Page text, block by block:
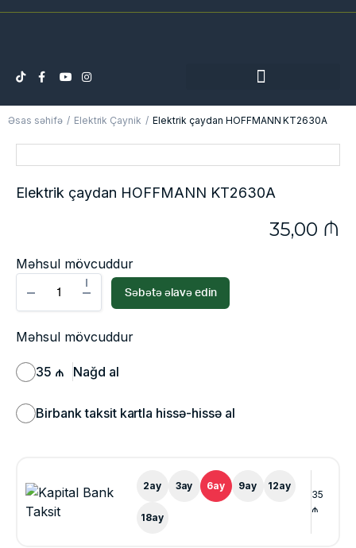
Əsas səhifə Elektrik Çaynik Elektrik çaydan HOFFMANN KT2630A
Elektrik çaydan HOFFMANN KT2630A
35,00 ₼
Məhsul mövcuddur
Səbətə əlavə edin
Məhsul mövcuddur
35 ₼ Nağd al
Birbank taksit kartla hissə-hissə al
2ay 3ay 6ay 9ay 12ay
18ay
35
₼